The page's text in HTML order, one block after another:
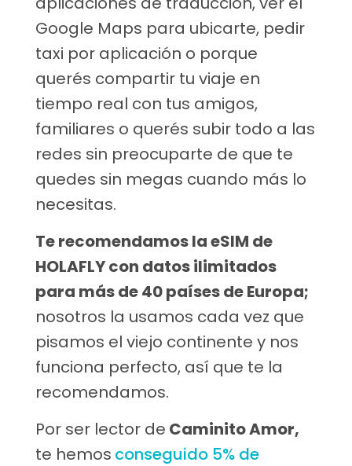
Google Maps para ubicarte, pedir
taxi por aplicación o porque
querés compartir tu viaje en
tiempo real con tus amigos,
familiares o querés subir todo a las
redes sin preocuparte de que te
quedes sin megas cuando más lo
necesitas.
Te recomendamos la eSIM de
HOLAFLY con datos ilimitados
para más de 40 países de Europa;
nosotros la usamos cada vez que
pisamos el viejo continente y nos
funciona perfecto, así que te la
recomendamos.
Por ser lector de Caminito Amor,
te hemos conseguido 5% de